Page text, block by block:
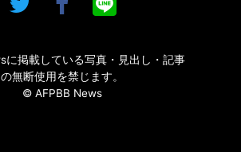
に掲載している写真・見出し・記事
の無断使用を禁じます。
© AFPBB News